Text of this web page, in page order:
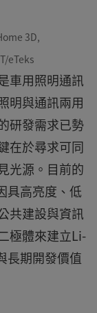
3D,
eTeks
車用照明通訊
明與通訊兩用
研發需求已勢
在於尋求可同
光源。目前的
具高亮度、低
共建設與資訊
極體來建立Li-
長期開發價值